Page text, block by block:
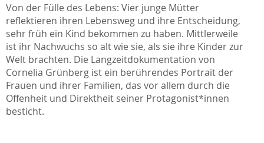
Von der Fülle des Lebens: Vier junge Mütter
reflektieren ihren Lebensweg und ihre Entscheidung,
sehr früh ein Kind bekommen zu haben. Mittlerweile
ist ihr Nachwuchs so alt wie sie, als sie ihre Kinder zur
Welt brachten. Die Langzeitdokumentation von
Cornelia Grünberg ist ein berührendes Portrait der
Frauen und ihrer Familien, das vor allem durch die
Offenheit und Direktheit seiner Protagonist*innen
besticht.